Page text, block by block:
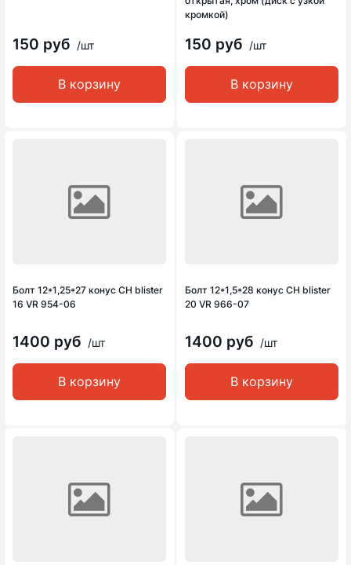
150 руб /шт
В корзину
кромкой)
150 руб /шт
В корзину
Болт 12*1,25*27 конус CH blister
16 VR 954-06
1400 руб /шт
В корзину
Болт 12*1,5*28 конус CH blister
20 VR 966-07
1400 руб /шт
В корзину